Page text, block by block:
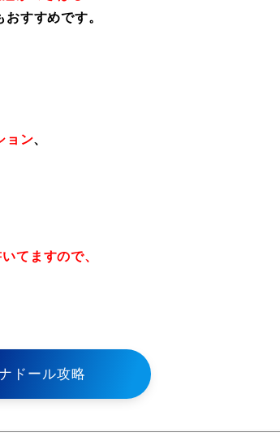
おすすめです。
ョン、
てますので、
ドール攻略